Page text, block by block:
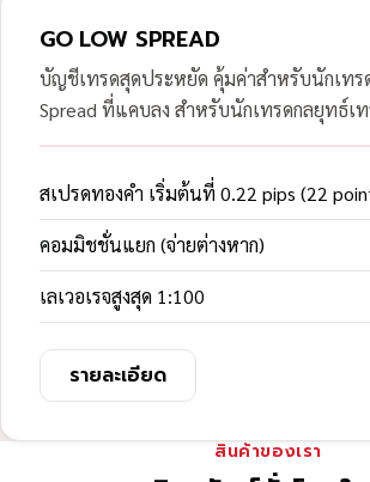
GO LOW SPREAD
บัญชีเทรดสุดประหยัด คุ้มค่าสำหรับนักเท
Spread ที่แคบลง สำหรับนักเทรดกลยุทธ์เ
สเปรดทองคำ เริ่มต้นที่ 0.22 pips (22
คอมมิชชั่นแยก (จ่ายต่างหาก)
เลเวอเรจสูงสุด 1:100
รายละเอียด
สินค้าของเรา